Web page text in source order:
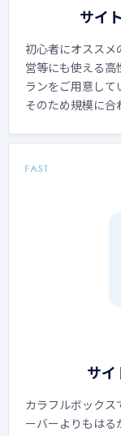
サイ
初心者にオススメ
営等にも使える
ランをご用意して
そのため規模に合
サイ
カラフルボック
ーバーよりもはる